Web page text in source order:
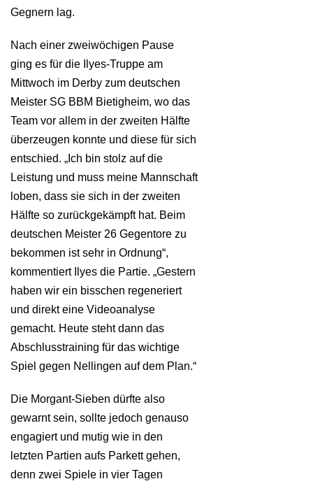
Gegnern lag.
Nach einer zweiwöchigen Pause
ging es für die Ilyes-Truppe am
Mittwoch im Derby zum deutschen
Meister SG BBM Bietigheim, wo das
Team vor allem in der zweiten Hälfte
überzeugen konnte und diese für sich
entschied. „Ich bin stolz auf die
Leistung und muss meine Mannschaft
loben, dass sie sich in der zweiten
Hälfte so zurückgekämpft hat. Beim
deutschen Meister 26 Gegentore zu
bekommen ist sehr in Ordnung“,
kommentiert Ilyes die Partie. „Gestern
haben wir ein bisschen regeneriert
und direkt eine Videoanalyse
gemacht. Heute steht dann das
Abschlusstraining für das wichtige
Spiel gegen Nellingen auf dem Plan.“
Die Morgant-Sieben dürfte also
gewarnt sein, sollte jedoch genauso
engagiert und mutig wie in den
letzten Partien aufs Parkett gehen,
denn zwei Spiele in vier Tagen